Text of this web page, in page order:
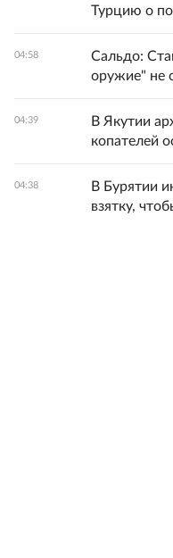
Турцию о
04:58
Сальдо:
оружие" не
04:39
В Якутии
копателей
04:38
В Бурятии
взятку,